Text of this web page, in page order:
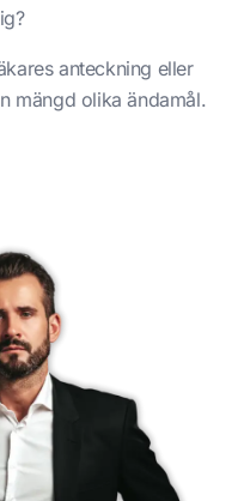
anteckning eller
mängd olika ändamål.